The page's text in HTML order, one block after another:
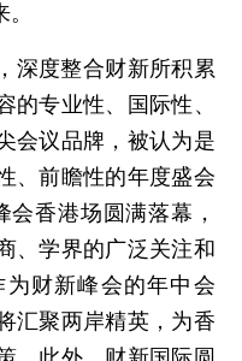
度整合财新所积累
的专业性、国际性、
会议品牌，被认为是
、前瞻性的年度盛会
香港场圆满落幕，
、学界的广泛关注和
财新峰会的年中会
汇聚两岸精英，为香